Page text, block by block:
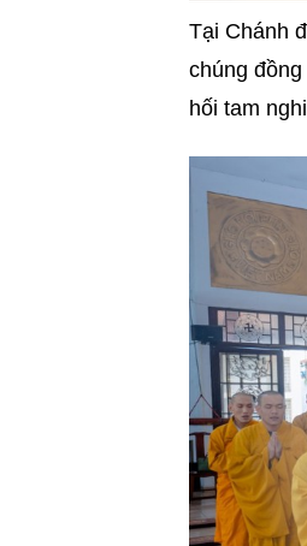
Tại Chánh
chúng
hối tam